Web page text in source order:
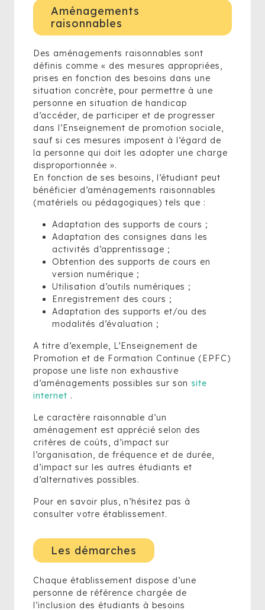
Aménagements
raisonnables
Des aménagements raisonnables sont
définis comme « des mesures appropriées,
prises en fonction des besoins dans une
situation concrète, pour permettre à une
personne en situation de handicap
d’accéder, de participer et de progresser
dans l’Enseignement de promotion sociale,
sauf si ces mesures imposent à l’égard de
la personne qui doit les adopter une charge
disproportionnée ».
En fonction de ses besoins, l’étudiant peut
bénéficier d’aménagements raisonnables
(matériels ou pédagogiques) tels que :
Adaptation des supports de cours ;
Adaptation des consignes dans les
activités d’apprentissage ;
Obtention des supports de cours en
version numérique ;
Utilisation d’outils numériques ;
Enregistrement des cours ;
Adaptation des supports et/ou des
modalités d’évaluation ;
A titre d’exemple, L’Enseignement de
Promotion et de Formation Continue (EPFC)
propose une liste non exhaustive
d’aménagements possibles sur son site
internet .
Le caractère raisonnable d’un
aménagement est apprécié selon des
critères de coûts, d’impact sur
l’organisation, de fréquence et de durée,
d’impact sur les autres étudiants et
d’alternatives possibles.
Pour en savoir plus, n’hésitez pas à
consulter votre établissement.
Les démarches
Chaque établissement dispose d’une
personne de référence chargée de
l’inclusion des étudiants à besoins